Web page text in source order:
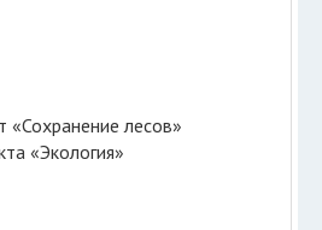
лесов»
«Экология»